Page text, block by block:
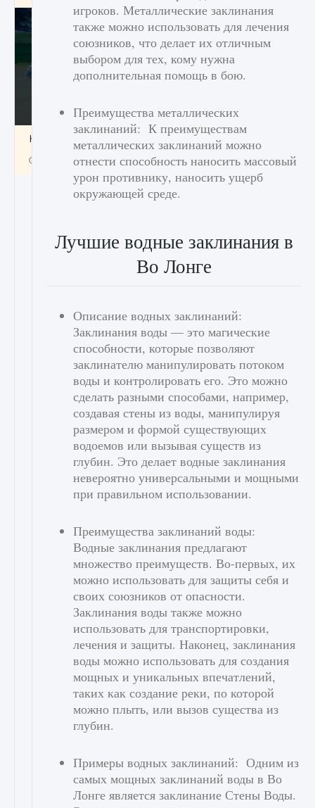
Как включить чат в Fortnite
9 августа 2024 1 335 0 0
игроков. Металлические заклинания
также можно использовать для лечения
союзников, что делает их отличным
выбором для тех, кому нужна
дополнительная помощь в бою.
Преимущества металлических
заклинаний: К преимуществам
металлических заклинаний можно
отнести способность наносить массовый
урон противнику, наносить ущерб
окружающей среде.
Лучшие водные заклинания в
Во Лонге
Описание водных заклинаний:
Заклинания воды — это магические
способности, которые позволяют
заклинателю манипулировать потоком
воды и контролировать его. Это можно
сделать разными способами, например,
создавая стены из воды, манипулируя
размером и формой существующих
водоемов или вызывая существ из
глубин. Это делает водные заклинания
невероятно универсальными и мощными
при правильном использовании.
Преимущества заклинаний воды:
Водные заклинания предлагают
множество преимуществ. Во-первых, их
можно использовать для защиты себя и
своих союзников от опасности.
Заклинания воды также можно
использовать для транспортировки,
лечения и защиты. Наконец, заклинания
воды можно использовать для создания
мощных и уникальных впечатлений,
таких как создание реки, по которой
можно плыть, или вызов существа из
глубин.
Примеры водных заклинаний: Одним из
самых мощных заклинаний воды в Во
Лонге является заклинание Стены Воды.